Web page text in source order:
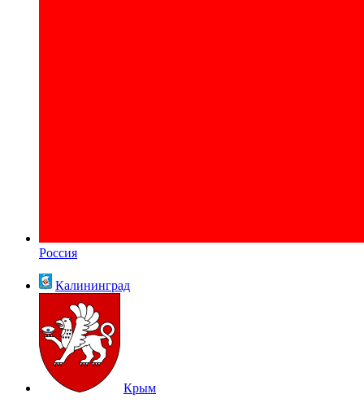
Россия
Калининград
Крым